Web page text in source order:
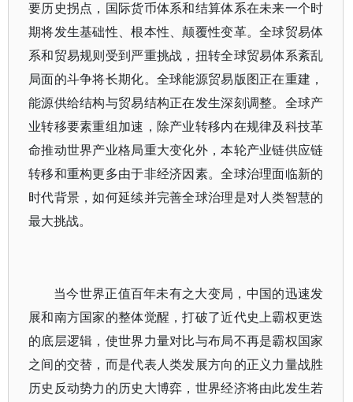
要历史拐点，国际货币体系和结算体系在未来一个时
期将发生基础性、根本性、颠覆性变革。全球贸易体
系和贸易规则受到严重挑战，扭转全球贸易体系紊乱
局面的斗争将长期化。全球能源贸易版图正在重建，
能源供给结构与贸易结构正在发生深刻调整。全球产
业转移要素重组加速，除产业转移内在规律及科技革
命推动世界产业格局重大变化外，本轮产业链供应链
转移和重构更多由于非经济因素。全球治理面临新的
时代背景，如何延续并完善全球治理是对人类智慧的
最大挑战。
当今世界正值百年未有之大变局，中国的迅速发
展和南方国家的整体觉醒，打破了近代史上霸权更迭
的底层逻辑，使世界力量对比与布局不再是霸权国家
之间的交替，而是代表人类发展方向的正义力量战胜
历史反动势力的历史大博弈，世界经济将由此发生若